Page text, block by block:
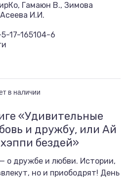
Гамаюн В., Зимова
И.И.
17-165104-6
в наличии
«Удивительные
и дружбу, или Ай
бездей»
о дружбе и любви. Истории,
но и приободрят! День